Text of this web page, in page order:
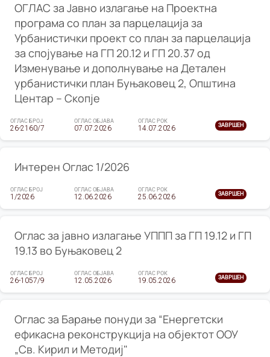
ОГЛАС за Јавно излагање на Проектна
програма со план за парцелација за
Урбанистички проект со план за парцелација
за спојување на ГП 20.12 и ГП 20.37 од
Изменување и дополнување на Детален
урбанистички план Буњаковец 2, Општина
Центар – Скопје
ОГЛАС БРОЈ
26-2160/7
ОГЛАС ОБЈАВА
07.07.2026
ОГЛАС РОК
14.07.2026 ЗАВРШЕН
Интерен Оглас 1/2026
ОГЛАС БРОЈ
1/2026
ОГЛАС ОБЈАВА
12.06.2026
ОГЛАС РОК
25.06.2026 ЗАВРШЕН
Оглас за јавно излагање УППП за ГП 19.12 и ГП
19.13 во Буњаковец 2
ОГЛАС БРОЈ
26-1057/9
ОГЛАС ОБЈАВА
12.05.2026
ОГЛАС РОК
19.05.2026 ЗАВРШЕН
Оглас за Барање понуди за “Енергетски
ефикасна реконструкција на објектот ООУ
„Св. Кирил и Методиј"